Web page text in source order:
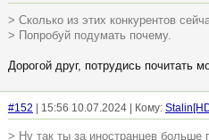
> Сколько из этих конкурентов
> Попробуй подумать почему.
Дорогой друг, потрудись почитать
#152 | 15:56 10.07.2024 | Кому:
> Ну так ты за иностранцев больше